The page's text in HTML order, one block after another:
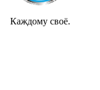
Каждому своё.